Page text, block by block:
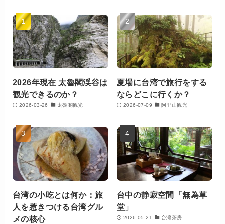
2026年現在 太魯閣渓谷は
観光できるのか？
2026-03-26 太魯閣観光
夏場に台湾で旅行をする
ならどこに行くか？
2026-07-09 阿里山観光
台湾の小吃とは何か：旅
人を惹きつける台湾グル
メの核心
台中の静寂空間「無為草
堂」
2026-05-21 台湾茶房